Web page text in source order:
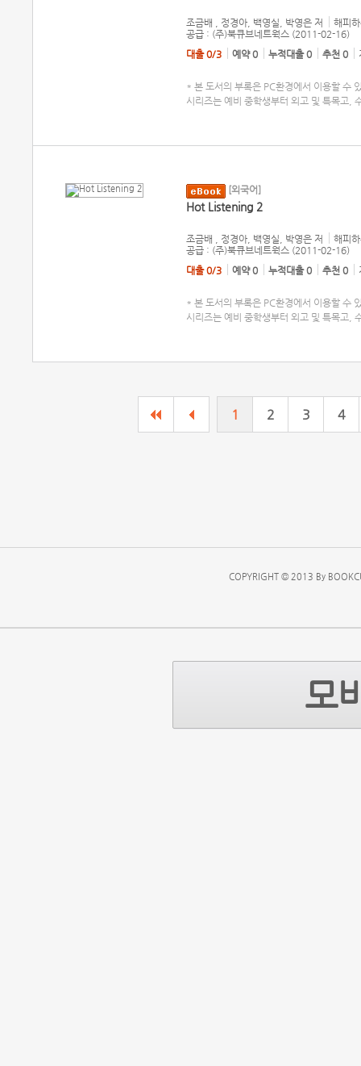
조금배 , 정경아, 백영실, 박영은 저
해피
공급 : (주)북큐브네트웍스 (2011-02-16)
대출 0/3
예약 0 누적대출 0 추천 0
* 본 도서의 부록은 PC환경에서 이용할 수
시리즈는 예비 중학생부터 외고 및 특목고,
[외국어]
Hot Listening 2
조금배 , 정경아, 백영실, 박영은 저
해피
공급 : (주)북큐브네트웍스 (2011-02-16)
대출 0/3
예약 0 누적대출 0 추천 0
* 본 도서의 부록은 PC환경에서 이용할 수
시리즈는 예비 중학생부터 외고 및 특목고,
1 2 3 4
COPYRIGHT © 2013 By
모